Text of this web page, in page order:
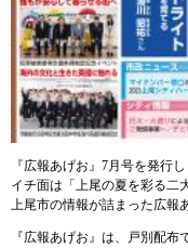
『広報あげお』7月号を発行し
イチ面は「上尾の夏を彩る二
上尾市の情報が詰まった広報
『広報あげお』は、戸別配布